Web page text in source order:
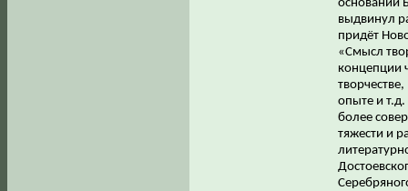
основании
выдвинул
придёт
«Смысл
концепции
опыте и т.д.
более
тяжести и